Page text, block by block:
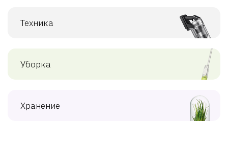
Техника
Уборка
Хранение